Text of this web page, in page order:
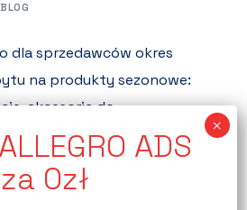
BLOG
dla sprzedawców okres
na produkty sezonowe:
akcesoria do
i drobne gadżety